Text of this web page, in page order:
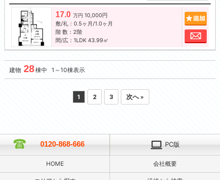
17.0 万円 10,000円
敷/礼：0.5ヶ月/1.0ヶ月
階 数：2階
間/広：1LDK 43.99㎡
お
建物 28棟中 1～10棟表示
1 2 3 次へ »
0120-868-666 PC版
HOME 会社概要